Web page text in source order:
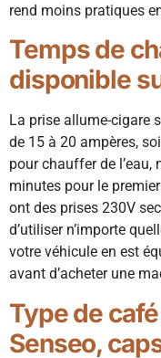
rend moins pratiques
Temps de
disponible
La prise allume-cigare
de 15 à 20 ampères,
pour chauffer de
minutes pour le
ont des prises 230V
d’utiliser n’importe
votre véhicule en est
avant d’acheter une
Type de
Senseo,